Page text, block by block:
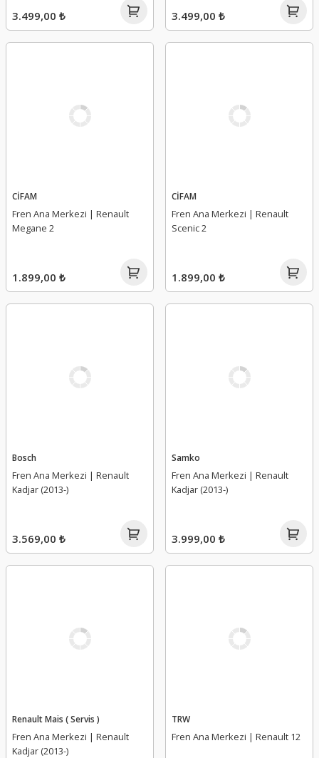
3.499,00 ₺ 3.499,00 ₺
CİFAM
Fren Ana Merkezi | Renault
Megane 2
1.899,00 ₺
CİFAM
Fren Ana Merkezi | Renault
Scenic 2
1.899,00 ₺
Bosch
Fren Ana Merkezi | Renault
Kadjar (2013-)
3.569,00 ₺
Samko
Fren Ana Merkezi | Renault
Kadjar (2013-)
3.999,00 ₺
Renault Mais ( Servis )
Fren Ana Merkezi | Renault
Kadjar (2013-)
TRW
Fren Ana Merkezi | Renault 12